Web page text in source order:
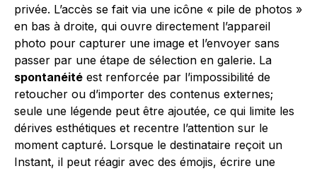
privée. L’accès se fait via une icône « pile de photos »
en bas à droite, qui ouvre directement l’appareil
photo pour capturer une image et l’envoyer sans
passer par une étape de sélection en galerie. La
spontanéité est renforcée par l’impossibilité de
retoucher ou d’importer des contenus externes;
seule une légende peut être ajoutée, ce qui limite les
dérives esthétiques et recentre l’attention sur le
moment capturé. Lorsque le destinataire reçoit un
Instant, il peut réagir avec des émojis, écrire une